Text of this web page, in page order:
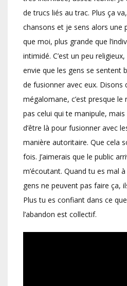
de trucs liés au trac. Plus ça
chansons et je sens alors une
que moi, plus grande que
intimidé. C’est un peu
envie que les gens se sentent
de fusionner avec eux. Disons
mégalomane, c’est presque
pas celui qui te manipule, mais
d’être là pour fusionner avec
manière autoritaire. Que cela
fois. J’aimerais que le public
m’écoutant. Quand tu es mal à
gens ne peuvent pas faire ça,
Plus tu es confiant dans ce
l’abandon est collectif.